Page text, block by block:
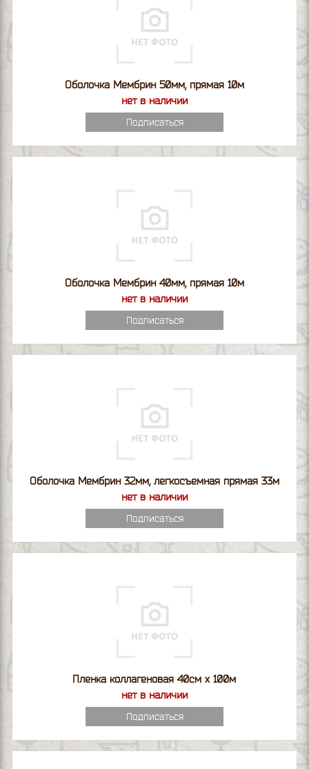
Оболочка Мембрин 50мм, прямая 10м
нет в наличии
Подписаться
Оболочка Мембрин 40мм, прямая 10м
нет в наличии
Подписаться
Оболочка Мембрин 32мм, легкосъемная прямая 33м
нет в наличии
Подписаться
Пленка коллагеновая 40см х 100м
нет в наличии
Подписаться